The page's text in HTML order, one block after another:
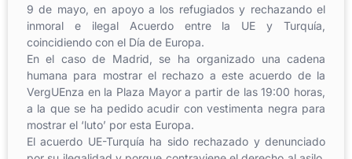
9 de mayo, en apoyo a los refugiados y rechazando el
inmoral e ilegal Acuerdo entre la UE y Turquía,
coincidiendo con el Día de Europa.
En el caso de Madrid, se ha organizado una cadena
humana para mostrar el rechazo a este acuerdo de la
VergUEnza en la Plaza Mayor a partir de las 19:00 horas,
a la que se ha pedido acudir con vestimenta negra para
mostrar el ‘luto’ por esta Europa.
El acuerdo UE-Turquía ha sido rechazado y denunciado